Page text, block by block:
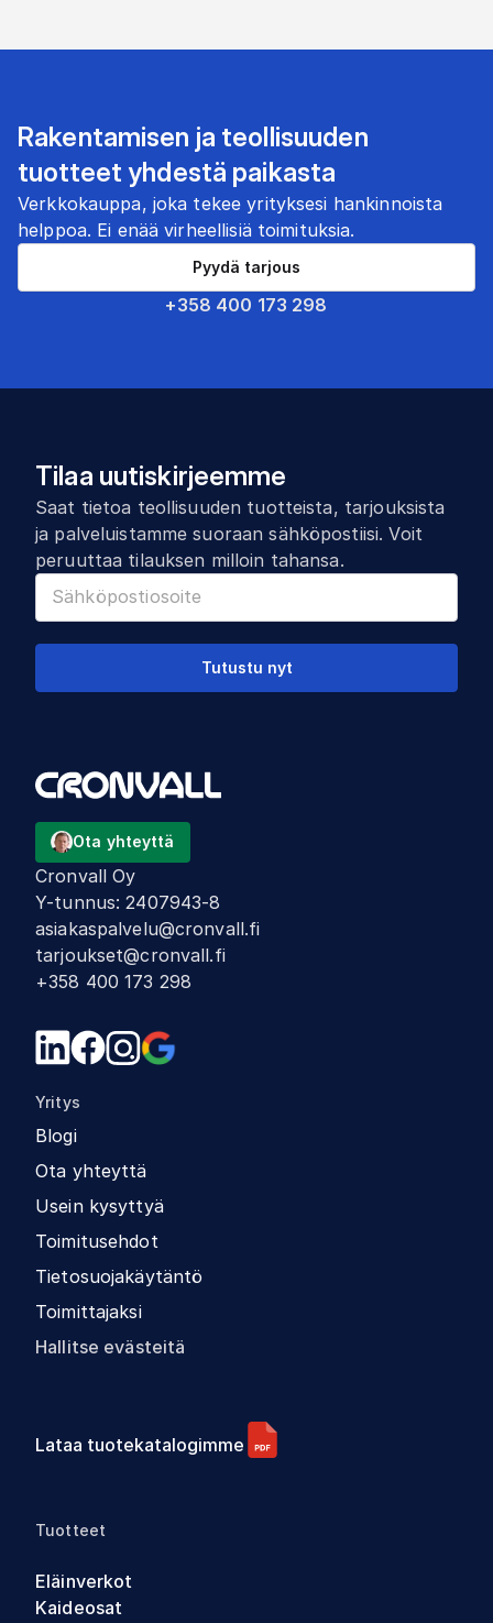
Rakentamisen ja teollisuuden
tuotteet yhdestä paikasta
Verkkokauppa, joka tekee yrityksesi hankinnoista
helppoa. Ei enää virheellisiä toimituksia.
+358 400 173 298
Pyydä tarjous
Tilaa uutiskirjeemme
Saat tietoa teollisuuden tuotteista, tarjouksista
ja palveluistamme suoraan sähköpostiisi. Voit
peruuttaa tilauksen milloin tahansa.
Tutustu nyt
Ota yhteyttä
Cronvall Oy
Y-tunnus:2407943-8
asiakaspalvelu@cronvall.fi
tarjoukset@cronvall.fi
+358 400 173 298
Yritys
Blogi
Ota yhteyttä
Usein kysyttyä
Toimitusehdot
Tietosuojakäytäntö
Toimittajaksi
Hallitse evästeitä
Lataa tuotekatalogimme
Tuotteet
Eläinverkot
Kaideosat